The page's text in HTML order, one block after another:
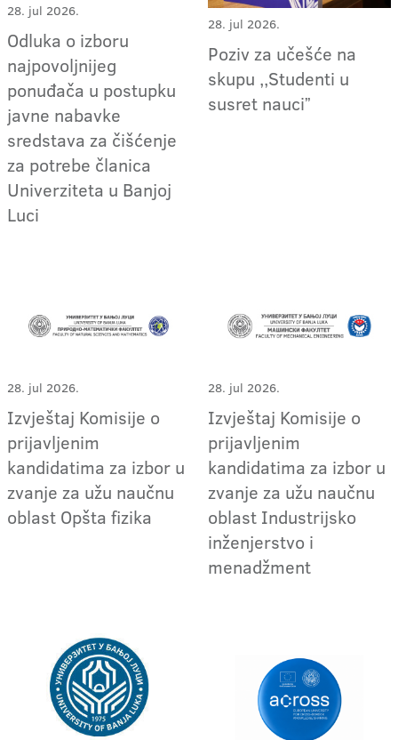
28. jul 2026.
Odluka o izboru
najpovoljnijeg
ponuđača u postupku
javne nabavke
sredstava za čišćenje
za potrebe članica
Univerziteta u Banjoj
Luci
28. jul 2026.
Poziv za učešće na
skupu ,,Studenti u
susret nauciˮ
28. jul 2026.
Izvještaj Komisije o
prijavljenim
kandidatima za izbor u
zvanje za užu naučnu
oblast Opšta fizika
28. jul 2026.
Izvještaj Komisije o
prijavljenim
kandidatima za izbor u
zvanje za užu naučnu
oblast Industrijsko
inženjerstvo i
menadžment